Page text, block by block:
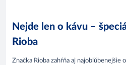
Nejde len o kávu –
Rioba
Značka Rioba zahŕňa aj najobľúbenejšie